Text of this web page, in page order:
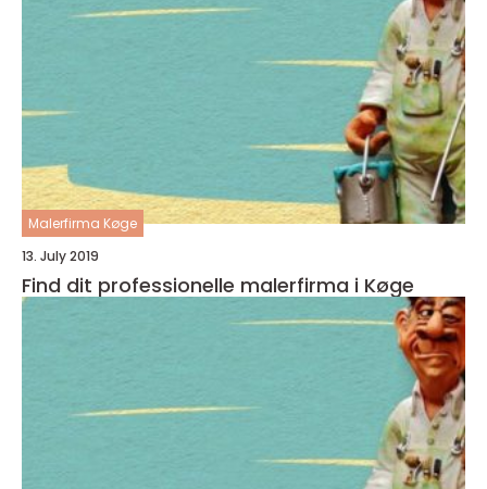
Malerfirma Køge
13. July 2019
Find dit professionelle malerfirma i Køge